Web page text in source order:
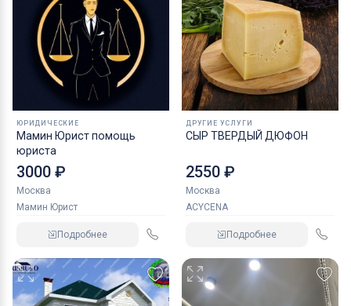
ЮРИДИЧЕСКИЕ
Мамин Юрист помощь
юриста
3000 ₽
Москва
Мамин Юрист
Подробнее
ДРУГИЕ УСЛУГИ
СЫР ТВЕРДЫЙ ДЮФОН
2550 ₽
Москва
ACYCENA
Подробнее